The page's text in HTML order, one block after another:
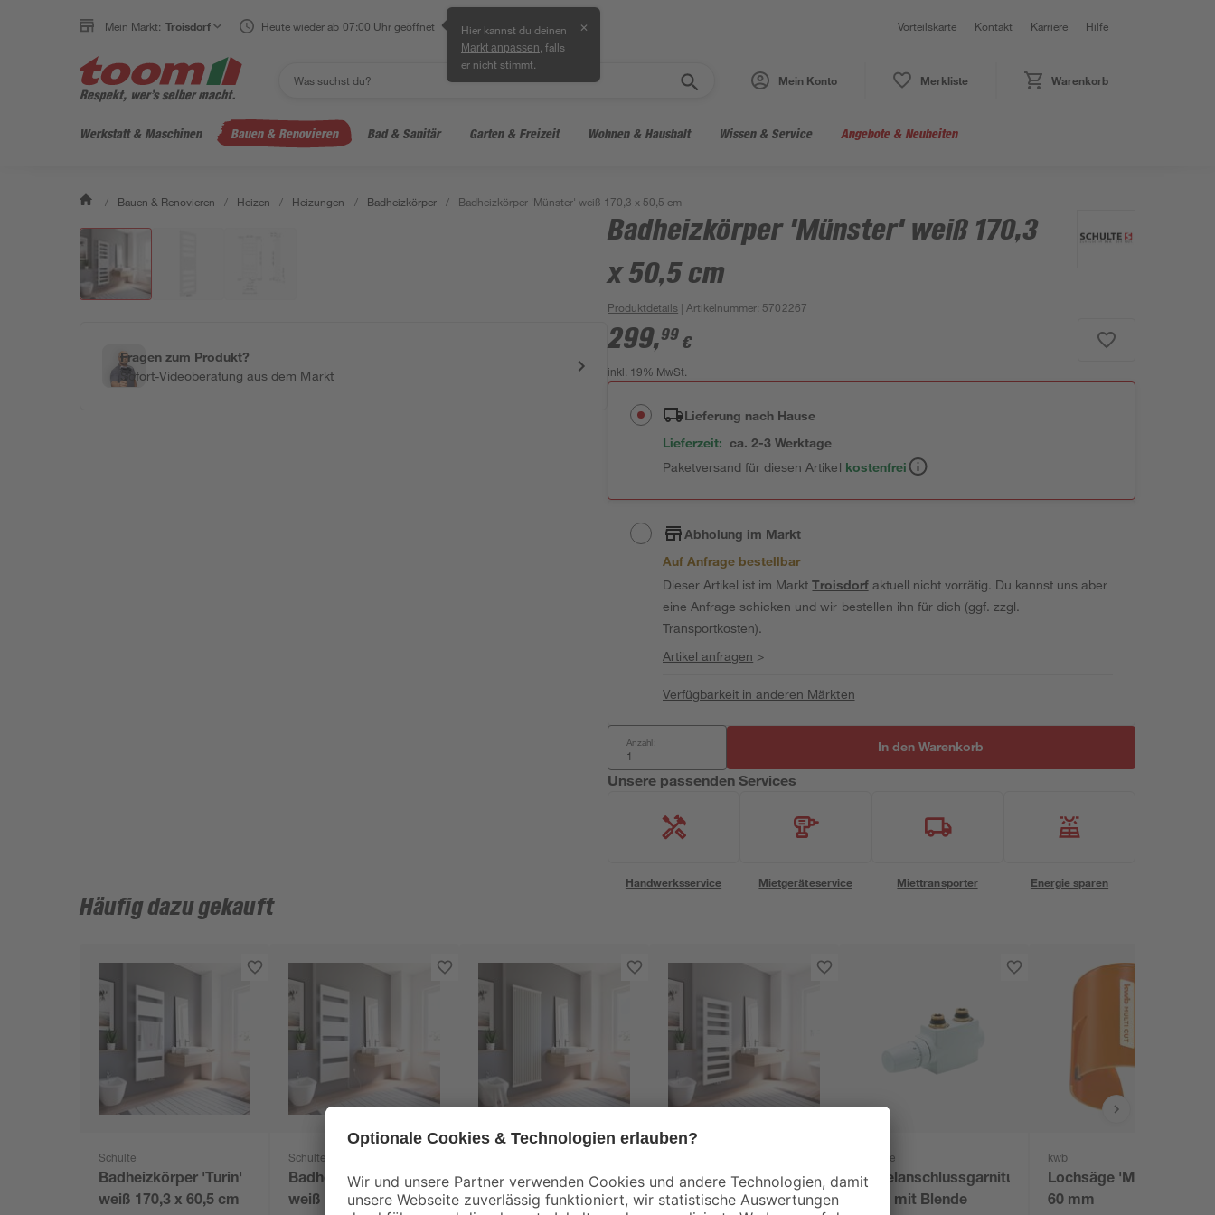
Mein Markt: Troisdorf Heute wieder ab 07:00 Uhr geöffnet Hier kannst du deinen
Markt anpassen , falls
er nicht stimmt.
✕ Vorteilskarte Kontakt Karriere Hilfe
Mein Konto Merkliste Warenkorb
Werkstatt & Maschinen Bauen & Renovieren Bad & Sanitär Garten & Freizeit Wohnen & Haushalt Wissen & Service Angebote & Neuheiten
/ Bauen & Renovieren / Heizen / Heizungen / Badheizkörper / Badheizkörper 'Münster' weiß 170,3 x 50,5 cm
Fragen zum Produkt?
Sofort-Videoberatung aus dem Markt
Badheizkörper 'Münster' weiß 170,3
x 50,5 cm
Produktdetails | Artikelnummer: 5702267
299,99 €
inkl. 19% MwSt.
Lieferung nach Hause
Lieferzeit: ca. 2-3 Werktage
Paketversand für diesen Artikel kostenfrei
Abholung im Markt
Auf Anfrage bestellbar
Dieser Artikel ist im MarktTroisdorfaktuell nicht vorrätig. Du kannst uns aber
eine Anfrage schicken und wir bestellen ihn für dich (ggf. zzgl.
Transportkosten).
Artikel anfragen >
Verfügbarkeit in anderen Märkten
Anzahl: In den Warenkorb
Unsere passenden Services
Handwerksservice Mietgeräteservice Miettransporter Energie sparen
Häufig dazu gekauft
Schulte
Badheizkörper 'Turin'
weiß 170,3 x 60,5 cm
Schulte
Badheizkörper 'Turin'
weiß 170,3 x 60,5 cm,
Badheizkörper 'Kiel'
mit Mittelanschluss,
Badheizkörper
'Münster' weiß 154,3
Schulte
Mittelanschlussgarnitur
weiß mit Blende
kwb
Lochsäge 'MultiCut' Ø
60 mm